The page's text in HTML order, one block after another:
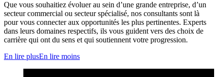
Que vous souhaitiez évoluer au sein d’une grande entreprise, d’un
secteur commercial ou secteur spécialisé, nos consultants sont là
pour vous connecter aux opportunités les plus pertinentes. Experts
dans leurs domaines respectifs, ils vous guident vers des choix de
carrière qui ont du sens et qui soutiennent votre progression.
En lire plusEn lire moins